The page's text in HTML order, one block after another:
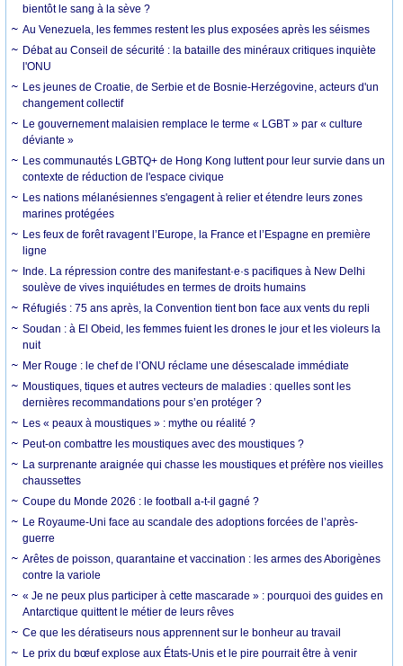
bientôt le sang à la sève ?
Au Venezuela, les femmes restent les plus exposées après les séismes
Débat au Conseil de sécurité : la bataille des minéraux critiques inquiète
l'ONU
Les jeunes de Croatie, de Serbie et de Bosnie-Herzégovine, acteurs d'un
changement collectif
Le gouvernement malaisien remplace le terme « LGBT » par « culture
déviante »
Les communautés LGBTQ+ de Hong Kong luttent pour leur survie dans un
contexte de réduction de l'espace civique
Les nations mélanésiennes s'engagent à relier et étendre leurs zones
marines protégées
Les feux de forêt ravagent l’Europe, la France et l’Espagne en première
ligne
Inde. La répression contre des manifestant·e·s pacifiques à New Delhi
soulève de vives inquiétudes en termes de droits humains
Réfugiés : 75 ans après, la Convention tient bon face aux vents du repli
Soudan : à El Obeid, les femmes fuient les drones le jour et les violeurs la
nuit
Mer Rouge : le chef de l’ONU réclame une désescalade immédiate
Moustiques, tiques et autres vecteurs de maladies : quelles sont les
dernières recommandations pour s’en protéger ?
Les « peaux à moustiques » : mythe ou réalité ?
Peut-on combattre les moustiques avec des moustiques ?
La surprenante araignée qui chasse les moustiques et préfère nos vieilles
chaussettes
Coupe du Monde 2026 : le football a-t-il gagné ?
Le Royaume-Uni face au scandale des adoptions forcées de l’après-
guerre
Arêtes de poisson, quarantaine et vaccination : les armes des Aborigènes
contre la variole
« Je ne peux plus participer à cette mascarade » : pourquoi des guides en
Antarctique quittent le métier de leurs rêves
Ce que les dératiseurs nous apprennent sur le bonheur au travail
Le prix du bœuf explose aux États-Unis et le pire pourrait être à venir